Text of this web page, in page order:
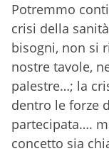
Potremmo
crisi della
bisogni, non si
nostre tavole,
palestre…; la
dentro le forze
partecipata….
concetto sia